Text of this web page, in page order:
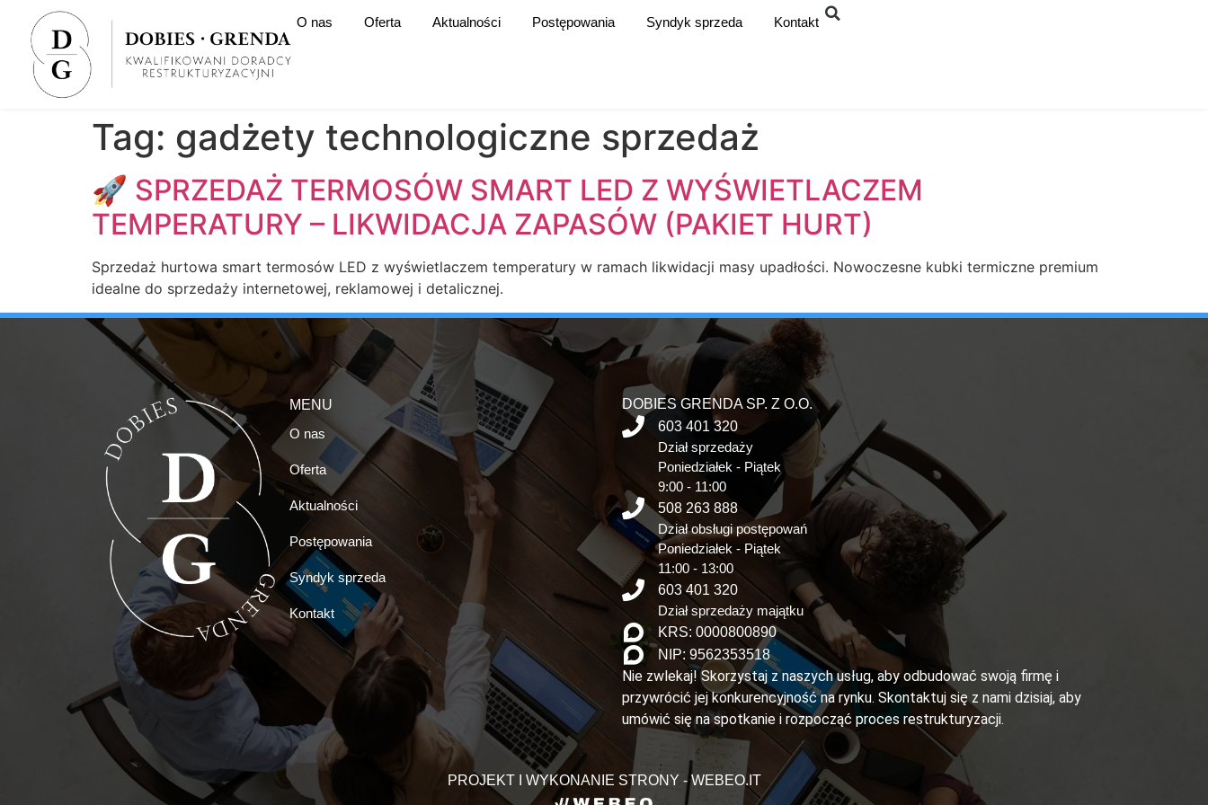
O nas Oferta Aktualności Postępowania Syndyk sprzeda Kontakt
Tag: gadżety technologiczne sprzedaż
🚀 SPRZEDAŻ TERMOSÓW SMART LED Z WYŚWIETLACZEM
TEMPERATURY – LIKWIDACJA ZAPASÓW (PAKIET HURT)
Sprzedaż hurtowa smart termosów LED z wyświetlaczem temperatury w ramach likwidacji masy upadłości. Nowoczesne kubki termiczne premium
idealne do sprzedaży internetowej, reklamowej i detalicznej.
MENU
O nas
Oferta
Aktualności
Postępowania
Syndyk sprzeda
Kontakt
DOBIES GRENDA SP. Z O.O.
603 401 320
Dział sprzedaży
Poniedziałek - Piątek
9:00 - 11:00
508 263 888
Dział obsługi postępowań
Poniedziałek - Piątek
11:00 - 13:00
603 401 320
Dział sprzedaży majątku
KRS: 0000800890
NIP: 9562353518
Nie zwlekaj! Skorzystaj z naszych usług, aby odbudować swoją firmę i
przywrócić jej konkurencyjność na rynku. Skontaktuj się z nami dzisiaj, aby
umówić się na spotkanie i rozpocząć proces restrukturyzacji.
PROJEKT I WYKONANIE STRONY - WEBEO.IT